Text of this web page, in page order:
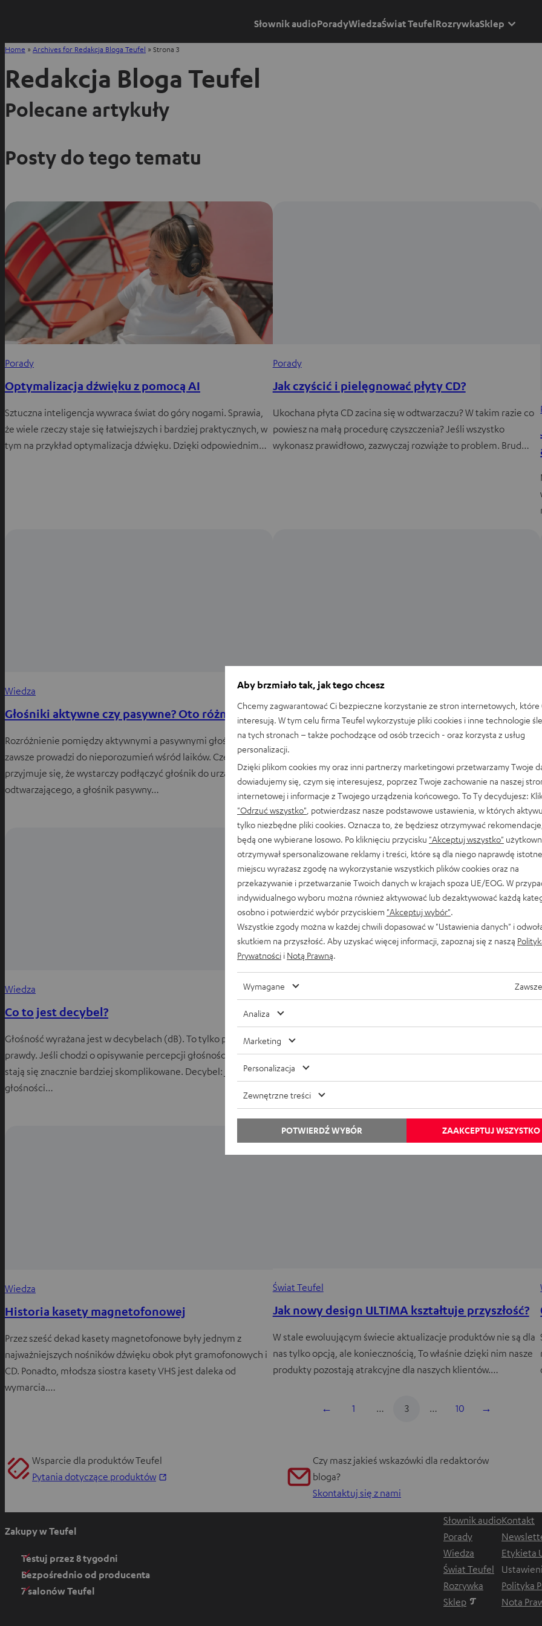
Słownik audioPoradyWiedzaŚwiat TeufelRozrywkaSklep
Home »Archives for Redakcja Bloga Teufel »Strona 3
Redakcja Bloga Teufel
Polecane artykuły
Posty do tego tematu
Porady
Optymalizacja dźwięku z pomocą AI
Sztuczna inteligencja wywraca świat do góry nogami. Sprawia,
że wiele rzeczy staje się łatwiejszych i bardziej praktycznych, w
tym na przykład optymalizacja dźwięku. Dzięki odpowiednim…
Porady
Jak czyścić i pielęgnować płyty CD?
Ukochana płyta CD zacina się w odtwarzaczu? W takim razie co
powiesz na małą procedurę czyszczenia? Jeśli wszystko
wykonasz prawidłowo, zazwyczaj rozwiąże to problem. Brud…
Wiedza
Głośniki aktywne czy pasywne? Oto różnice
Rozróżnienie pomiędzy aktywnymi a pasywnymi głośnikami
zawsze prowadzi do nieporozumień wśród laików. Często
przyjmuje się, że wystarczy podłączyć głośnik do urządzenia
odtwarzającego, a głośnik pasywny…
Wiedza
MP3, AAC, FLAC, WAV i inne – najważniejsze
formaty audio
świecie cyfrowy format audio został opracowany w Niemczech.
Proces kompresji, opatentowany w 1987 roku, znacząco
przyczynił…
Wiedza
Co to jest decybel?
Głośność wyrażana jest w decybelach (dB). To tylko połowa
prawdy. Jeśli chodzi o opisywanie percepcji głośności, sprawy
stają się znacznie bardziej skomplikowane. Decybel: jednostka
głośności…
Rozrywka
Spider-Man: Wszystkie filmy, seriale i gry w
skrócie
Spider-Man (tak, oficjalnie z myślnikiem, a nie „Spiderman”) to
bez wątpienia jeden z najpopularniejszych superbohaterów.
Obecnie istnieje tak wiele filmów, seriali i gier o Człowieku-
Pająku,…
Wiedza
Historia kasety magnetofonowej
Przez sześć dekad kasety magnetofonowe były jednym z
najważniejszych nośników dźwięku obok płyt gramofonowych i
CD. Ponadto, młodsza siostra kasety VHS jest daleka od
wymarcia.…
Świat Teufel
Jak nowy design ULTIMA kształtuje przyszłość?
W stale ewoluującym świecie aktualizacje produktów nie są dla
nas tylko opcją, ale koniecznością, To właśnie dzięki nim nasze
produkty pozostają atrakcyjne dla naszych klientów.…
← 1 … 3 … 10 →
Wsparcie dla produktów Teufel
Pytania dotyczące produktów
Czy masz jakieś wskazówki dla redaktorów
bloga?
Skontaktuj się z nami
Zakupy w Teufel
Testuj przez 8 tygodni
Bezpośrednio od producenta
7 salonów Teufel
Słownik audio
Porady
Wiedza
Świat Teufel
Rozrywka
Sklep
Kontakt
Etykieta
Polityka
Nota
Aby brzmiało tak, jak tego chcesz
Chcemy zagwarantować Ci bezpieczne korzystanie ze stron internetowych, które
interesują. W tym celu firma Teufel wykorzystuje pliki cookies i inne technologie
na tych stronach – także pochodzące od osób trzecich - oraz korzysta z usług
personalizacji.
Dzięki plikom cookies my oraz inni partnerzy marketingowi przetwarzamy Twoje
dowiadujemy się, czym się interesujesz, poprzez Twoje zachowanie na naszej
internetowej i informacje z Twojego urządzenia końcowego. To Ty decydujesz:
"Odrzuć wszystko" , potwierdzasz nasze podstawowe ustawienia, w których
tylko niezbędne pliki cookies. Oznacza to, że będziesz otrzymywać
będą one wybierane losowo. Po kliknięciu przycisku "Akceptuj wszystko"
otrzymywał spersonalizowane reklamy i treści, które są dla niego naprawdę
miejscu wyrażasz zgodę na wykorzystanie wszystkich plików cookies oraz na
przekazywanie i przetwarzanie Twoich danych w krajach spoza UE/EOG. W
indywidualnego wyboru można również aktywować lub dezaktywować każdą
osobno i potwierdzić wybór przyciskiem "Akceptuj wybór"
Wszystkie zgody można w każdej chwili dopasować w "Ustawienia danych" i
skutkiem na przyszłość. Aby uzyskać więcej informacji, zapoznaj się z naszą
Prywatności i Notą Prawną
Wymagane
Analiza
Marketing
Personalizacja
Zewnętrzne treści
ZAAKCEPTUJ WSZYSTKO
POTWIERDŹ WYBÓR